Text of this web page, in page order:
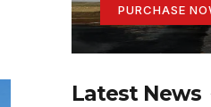
PURCHASE
Latest News